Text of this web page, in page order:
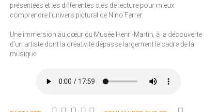
présentées et les différentes clés de lecture pour mieux
comprendre l’univers pictural de Nino Ferrer.
Une immersion au cœur du Musée Henri-Martin, à la découverte
d’un artiste dont la créativité dépasse largement le cadre de la
musique.